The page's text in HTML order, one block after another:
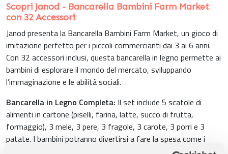
Scopri Janod - Bancarella Bambini Farm Market
con 32 Accessori
Janod presenta la Bancarella Bambini Farm Market, un gioco di
imitazione perfetto per i piccoli commercianti dai 3 ai 6 anni.
Con 32 accessori inclusi, questa bancarella in legno permette ai
bambini di esplorare il mondo del mercato, sviluppando
l’immaginazione e le abilità sociali.
Bancarella in Legno Completa: Il set include 5 scatole di
alimenti in cartone (piselli, farina, latte, succo di frutta,
formaggio), 3 mele, 3 pere, 3 fragole, 3 carote, 3 porri e 3
patate. I bambini potranno divertirsi a fare la spesa come i
grandi, posizionando la frutta e la verdura sulla bancarella e